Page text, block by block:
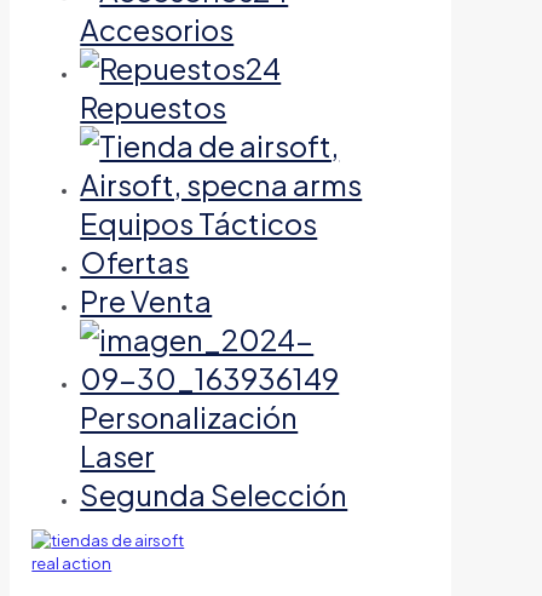
Accesorios
Repuestos
Equipos Tácticos
Ofertas
Pre Venta
Personalización
Laser
Segunda Selección